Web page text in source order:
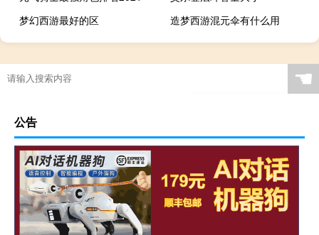
梦幻西游最好的区
造梦西游混元伞有什么用
☚
公告